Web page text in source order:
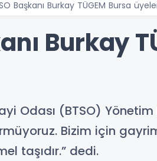
Başkanı Burkay TÜGEM Bursa
Burkay
Odası (BTSO)
Bizim için
taşıdır.” dedi.